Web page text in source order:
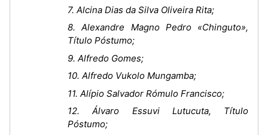
7. Alcina Dias da Silva Oliveira Rita;
8. Alexandre Magno Pedro «Chinguto»,
Título Póstumo;
9. Alfredo Gomes;
10. Alfredo Vukolo Mungamba;
11. Alípio Salvador Rómulo Francisco;
12. Álvaro Essuvi Lutucuta, Título
Póstumo;